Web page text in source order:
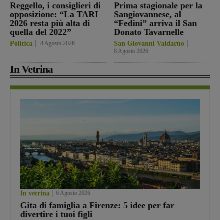
Reggello, i consiglieri di
opposizione: “La TARI
2026 resta più alta di
quella del 2022”
Politica 8 Agosto 2026
Prima stagionale per la
Sangiovannese, al
“Fedini” arriva il San
Donato Tavarnelle
San Giovanni Valdarno
8 Agosto 2026
In Vetrina
In vetrina 6 Agosto 2026
Gita di famiglia a Firenze: 5 idee per far
divertire i tuoi figli